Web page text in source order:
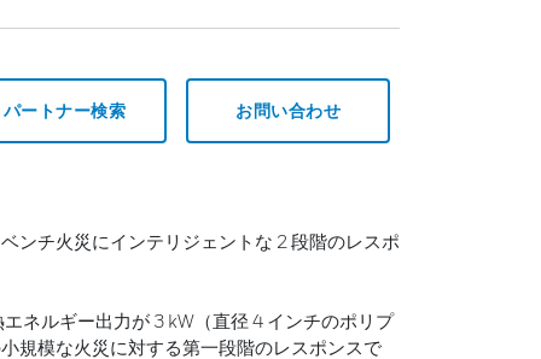
パートナー検索 お問い合わせ
ンチ火災にインテリジェントな 2 段階のレスポ
ネルギー出力が 3 kW（直径 4 インチのポリプ
規模な火災に対する第一段階のレスポンスで